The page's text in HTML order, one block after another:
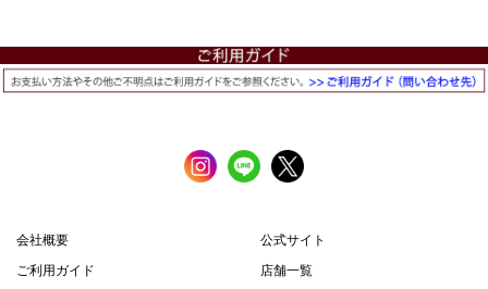
会社概要
公式サイト
ご利用ガイド
店舗一覧